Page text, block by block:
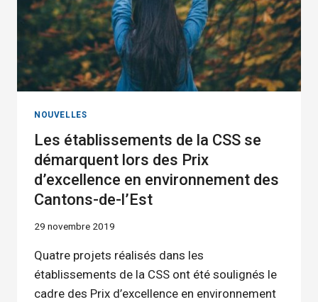
CARTES
DE
VOEUX
UNIQUES
LES
NOUVELLES
Les établissements de la CSS se
démarquent lors des Prix
d’excellence en environnement des
Cantons-de-l’Est
29 novembre 2019
Quatre projets réalisés dans les
établissements de la CSS ont été soulignés le
cadre des Prix d’excellence en environnement